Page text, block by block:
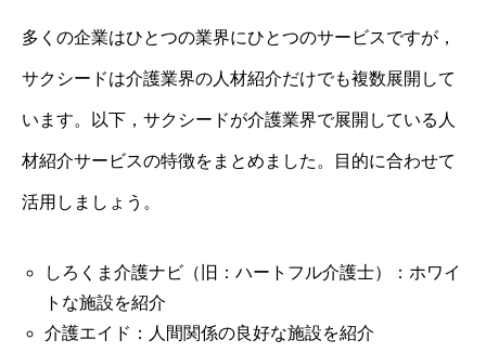
多くの企業はひとつの業界にひとつのサービスですが，
サクシードは介護業界の人材紹介だけでも複数展開して
います。以下，サクシードが介護業界で展開している人
材紹介サービスの特徴をまとめました。目的に合わせて
活用しましょう。
しろくま介護ナビ（旧：ハートフル介護士）：ホワイ
トな施設を紹介
介護エイド：人間関係の良好な施設を紹介